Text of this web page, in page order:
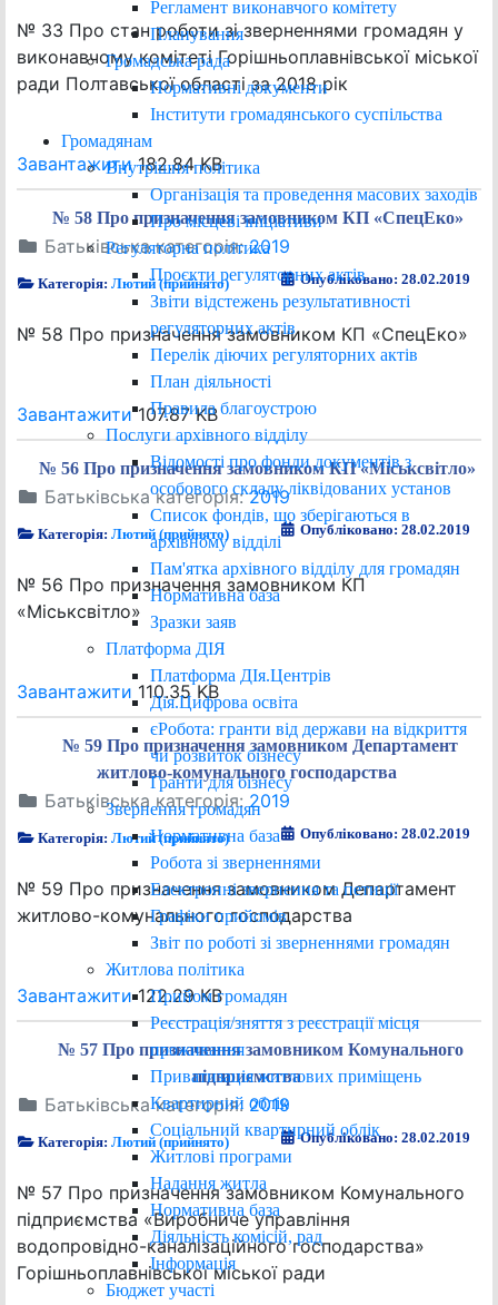
Регламент виконавчого комітету
Планування
Громадська рада
Нормативні документи
Інститути громадянського суспільства
Громадянам
Внутрішня політика
Організація та проведення масових заходів
Про місцеві ініціативи
Регуляторна політика
Проєкти регуляторних актів
Звіти відстежень результативності
регуляторних актів
Перелік діючих регуляторних актів
План діяльності
Правила благоустрою
Послуги архівного відділу
Відомості про фонди документів з
особового складу ліквідованих установ
Список фондів, що зберігаються в
архівному відділі
Пам'ятка архівного відділу для громадян
Нормативна база
Зразки заяв
Платформа ДІЯ
Платформа ДІя.Центрів
Дія.Цифрова освіта
єРобота: гранти від держави на відкриття
чи розвиток бізнесу
Гранти для бізнесу
Звернення громадян
Нормативна база
Робота зі зверненнями
Електронні звернення та петиції
Графіки прийомів
Звіт по роботі зі зверненнями громадян
Житлова політика
Прийом громадян
Реєстрація/зняття з реєстрації місця
проживання
Приватизація житлових приміщень
Квартирний облік
Соціальний квартирний облік
Житлові програми
Надання житла
Нормативна база
Діяльність комісій, рад
Інформація
Бюджет участі
№ 33 Про стан роботи зі зверненнями громадян у
виконавчому комітеті Горішньоплавнівської міської
ради Полтавської області за 2018 рік
Завантажити182.84 KB
№ 58 Про призначення замовником КП «СпецЕко»
Батьківська категорія:2019
Категорія:Лютий (прийнято) Опубліковано: 28.02.2019
№ 58 Про призначення замовником КП «СпецЕко»
Завантажити107.87 KB
№ 56 Про призначення замовником КП «Міськсвітло»
Батьківська категорія:2019
Категорія:Лютий (прийнято) Опубліковано: 28.02.2019
№ 56 Про призначення замовником КП
«Міськсвітло»
Завантажити 110.35 KB
№ 59 Про призначення замовником Департамент
житлово-комунального господарства
Батьківська категорія:2019
Категорія:Лютий (прийнято) Опубліковано: 28.02.2019
№ 59 Про призначення замовником Департамент
житлово-комунального господарства
Завантажити122.29 KB
№ 57 Про призначення замовником Комунального
підприємства
Батьківська категорія: 2019
Категорія:Лютий (прийнято) Опубліковано: 28.02.2019
№ 57 Про призначення замовником Комунального
підприємства «Виробниче управління
водопровідно-каналізаційного господарства»
Горішньоплавнівської міської ради